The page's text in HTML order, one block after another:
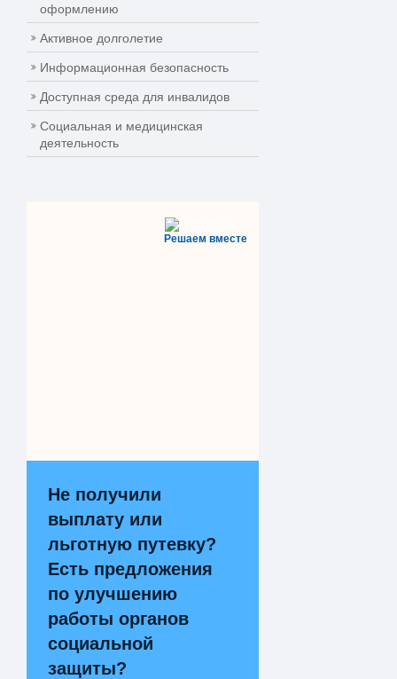
оформлению
Активное долголетие
Информационная безопасность
Доступная среда для инвалидов
Социальная и медицинская
деятельность
Решаем вместе
Не получили
выплату или
льготную путевку?
Есть предложения
по улучшению
работы органов
социальной
защиты?